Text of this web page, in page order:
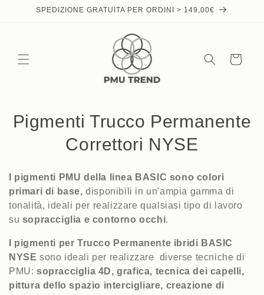
Skip toSPEDIZIONE GRATUITA PER ORDINI > 149,00€
Cart
C
l
e
c
t
i
Pigmenti Trucco Permanente
Correttori NYSE
I pigmenti PMU della linea BASIC sono colori
primari di base, disponibili in un'ampia gamma di
tonalità, ideali per realizzare qualsiasi tipo di lavoro
su sopracciglia e contorno occhi.
I pigmenti per Trucco Permanente ibridi BASIC
NYSE sono ideali per realizzare diverse tecniche di
PMU: sopracciglia 4D, grafica, tecnica dei capelli,
pittura dello spazio intercigliare, creazione di